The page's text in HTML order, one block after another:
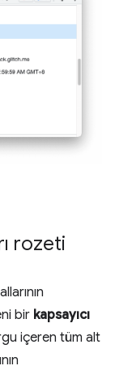
rozeti
bir kapsayıcı
içeren tüm alt